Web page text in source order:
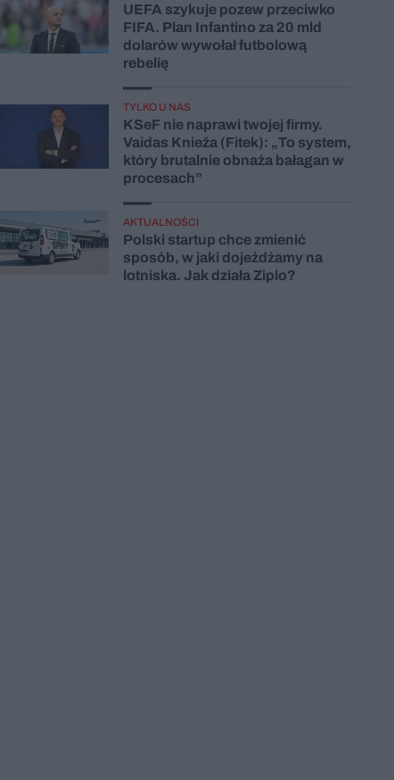
UEFA szykuje pozew przeciwko
FIFA. Plan Infantino za 20 mld
dolarów wywołał futbolową
rebelię
TYLKO U NAS
KSeF nie naprawi twojej firmy.
Vaidas Knieža (Fitek): „To system,
który brutalnie obnaża bałagan w
procesach”
AKTUALNOŚCI
Polski startup chce zmienić
sposób, w jaki dojeżdżamy na
lotniska. Jak działa Ziplo?